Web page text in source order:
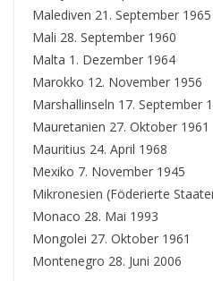
Malediven 21. September 1965
Mali 28. September 1960
Malta 1. Dezember 1964
Marokko 12. November 1956
Marshallinseln 17. September
Mauretanien 27. Oktober 1961
Mauritius 24. April 1968
Mexiko 7. November 1945
Mikronesien (Föderierte
Monaco 28. Mai 1993
Mongolei 27. Oktober 1961
Montenegro 28. Juni 2006